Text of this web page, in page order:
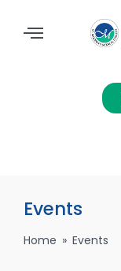
Events
Home » Events